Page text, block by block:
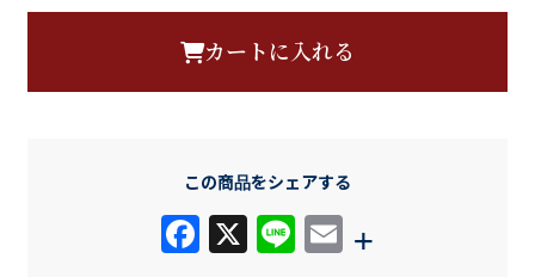
カートに入れる
この商品をシェアする
F X Li E
+